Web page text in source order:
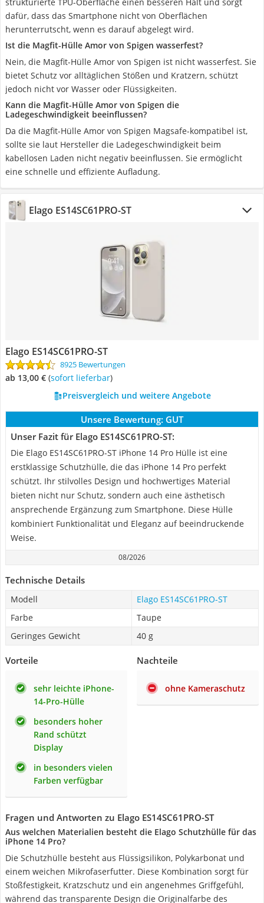
dafür, dass das Smartphone nicht von Oberflächen
herunterrutscht, wenn es darauf abgelegt wird.
Ist die Magfit-Hülle Amor von Spigen wasserfest?
Nein, die Magfit-Hülle Amor von Spigen ist nicht wasserfest. Sie
bietet Schutz vor alltäglichen Stößen und Kratzern, schützt
jedoch nicht vor Wasser oder Flüssigkeiten.
Kann die Magfit-Hülle Amor von Spigen die
Ladegeschwindigkeit beeinflussen?
Da die Magfit-Hülle Amor von Spigen Magsafe-kompatibel ist,
sollte sie laut Hersteller die Ladegeschwindigkeit beim
kabellosen Laden nicht negativ beeinflussen. Sie ermöglicht
eine schnelle und effiziente Aufladung.
Elago ES14SC61PRO-ST
Elago ES14SC61PRO-ST
8925 Bewertungen
ab 13,00 € ( Sofort lieferbar)
Preisvergleich und weitere Angebote
Unsere Bewertung: GUT
Unser Fazit für Elago ES14SC61PRO-ST:
Die Elago ES14SC61PRO-ST iPhone 14 Pro Hülle ist eine
erstklassige Schutzhülle, die das iPhone 14 Pro perfekt
schützt. Ihr stilvolles Design und hochwertiges Material
bieten nicht nur Schutz, sondern auch eine ästhetisch
ansprechende Ergänzung zum Smartphone. Diese Hülle
kombiniert Funktionalität und Eleganz auf beeindruckende
Weise.
08/2026
Technische Details
Modell
Elago ES14SC61PRO-ST
Farbe
Taupe
Geringes Gewicht
40 g
Vorteile
sehr leichte iPhone-
14-Pro-Hülle
besonders hoher
Rand schützt
Display
in besonders vielen
Farben verfügbar
Nachteile
ohne Kameraschutz
Fragen und Antworten zu Elago ES14SC61PRO-ST
Aus welchen Materialien besteht die Elago Schutzhülle für das
iPhone 14 Pro?
Die Schutzhülle besteht aus Flüssigsilikon, Polykarbonat und
einem weichen Mikrofaserfutter. Diese Kombination sorgt für
Stoßfestigkeit, Kratzschutz und ein angenehmes Griffgefühl,
während das transparente Design die Originalfarbe des